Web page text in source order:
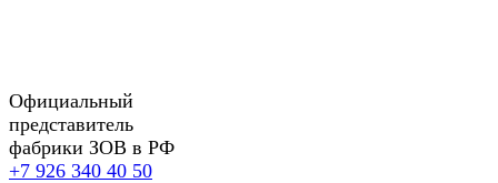
Официальный
представитель
фабрики ЗОВ в РФ
+7 926 340 40 50